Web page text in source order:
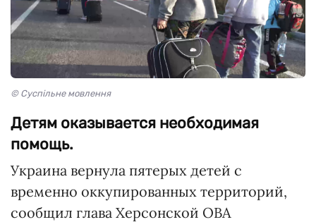
© Суспільне мовлення
Детям оказывается необходимая
помощь.
Украина вернула пятерых детей с
временно оккупированных территорий,
сообщил глава Херсонской ОВА